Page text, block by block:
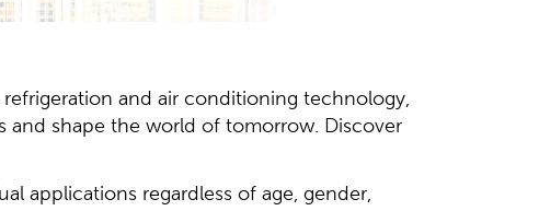
and air conditioning technology,
and shape the world of tomorrow. Discover
applications regardless of age, gender,